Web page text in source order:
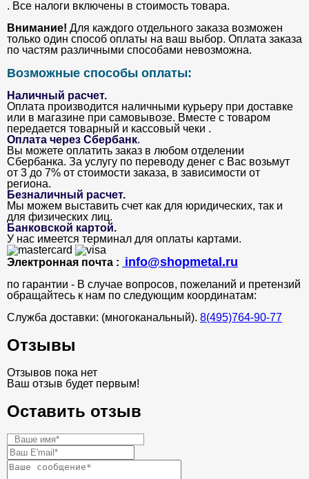
. Все налоги включены в стоимость товара.
Внимание! Для каждого отдельного заказа возможен
только один способ оплаты на ваш выбор. Оплата заказа
по частям различными способами невозможна.
Возможные способы оплаты:
Наличный расчет.
Оплата производится наличными курьеру при доставке
или в магазине при самовывозе. Вместе с товаром
передается товарный и кассовый чеки .
Оплата через Сбербанк.
Вы можете оплатить заказ в любом отделении
Сбербанка. За услугу по переводу денег с Вас возьмут
от 3 до 7% от стоимости заказа, в зависимости от
региона.
Безналичный расчет.
Мы можем выставить счет как для юридических, так и
для физических лиц.
Банковской картой.
У нас имеется терминал для оплаты картами.
Электронная почта : info@shopmetal.ru
по гарантии - В случае вопросов, пожеланий и претензий
обращайтесь к нам по следующим координатам:
Служба доставки: (многоканальный). 8(495)764-90-77
Отзывы
Отзывов пока нет
Ваш отзыв будет первым!
Оставить отзыв